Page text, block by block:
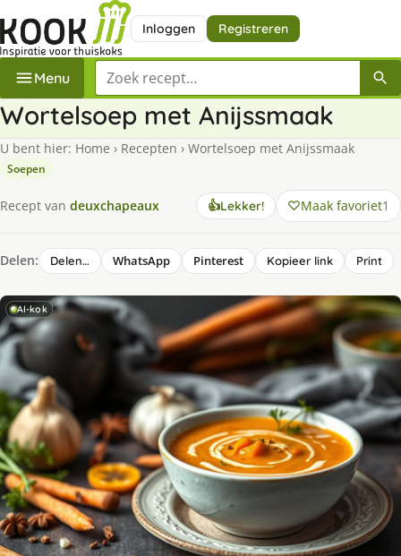
Inloggen Registreren
Menu Zoek een recept
Wortelsoep met Anijssmaak
U bent hier: Home › Recepten › Wortelsoep met Anijssmaak
Soepen
Recept van deuxchapeaux 👍Lekker! Maak favoriet1
Delen: Delen… WhatsApp Pinterest Kopieer link Print
AI-kok